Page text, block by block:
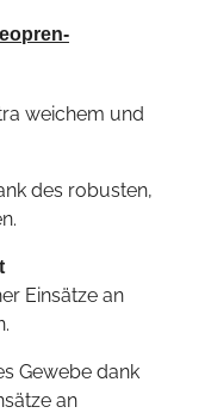
weichem und
des robusten,
Einsätze an
Gewebe dank
an